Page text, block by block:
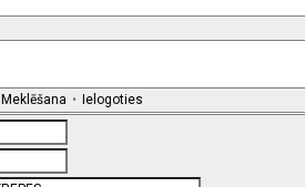
Meklēšana • Ielogoties